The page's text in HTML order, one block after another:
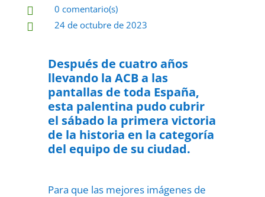
 0 comentario(s)
 24 de octubre de 2023
Después de cuatro años
llevando la ACB a las
pantallas de toda España,
esta palentina pudo cubrir
el sábado la primera victoria
de la historia en la categoría
del equipo de su ciudad.
Para que las mejores imágenes de